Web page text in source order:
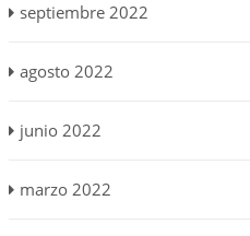
septiembre 2022
agosto 2022
junio 2022
marzo 2022